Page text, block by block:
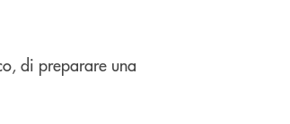
di preparare una